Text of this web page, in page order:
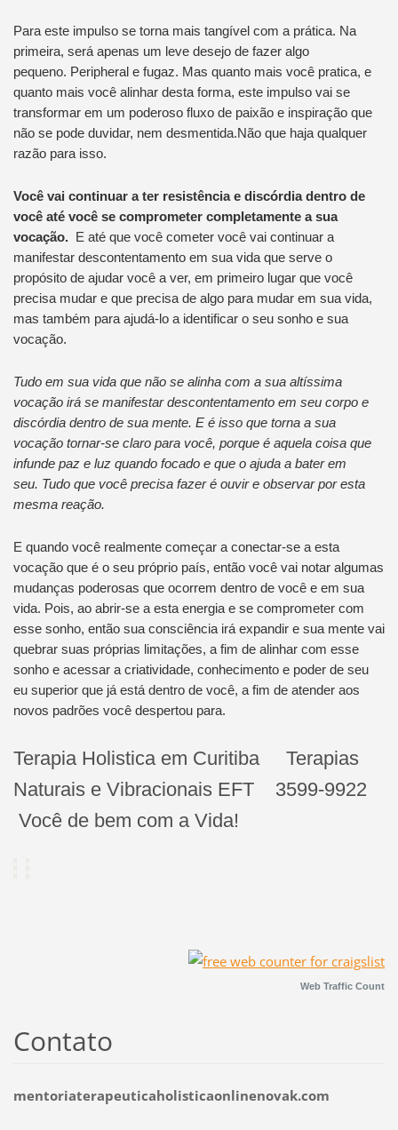
Para este impulso se torna mais tangível com a prática. Na
primeira, será apenas um leve desejo de fazer algo
pequeno. Peripheral e fugaz. Mas quanto mais você pratica, e
quanto mais você alinhar desta forma, este impulso vai se
transformar em um poderoso fluxo de paixão e inspiração que
não se pode duvidar, nem desmentida.Não que haja qualquer
razão para isso.
Você vai continuar a ter resistência e discórdia dentro de
você até você se comprometer completamente a sua
vocação.E até que você cometer você vai continuar a
manifestar descontentamento em sua vida que serve o
propósito de ajudar você a ver, em primeiro lugar que você
precisa mudar e que precisa de algo para mudar em sua vida,
mas também para ajudá-lo a identificar o seu sonho e sua
vocação.
Tudo em sua vida que não se alinha com a sua altíssima
vocação irá se manifestar descontentamento em seu corpo e
discórdia dentro de sua mente. E é isso que torna a sua
vocação tornar-se claro para você, porque é aquela coisa que
infunde paz e luz quando focado e que o ajuda a bater em
seu. Tudo que você precisa fazer é ouvir e observar por esta
mesma reação.
E quando você realmente começar a conectar-se a esta
vocação que é o seu próprio país, então você vai notar algumas
mudanças poderosas que ocorrem dentro de você e em sua
vida. Pois, ao abrir-se a esta energia e se comprometer com
esse sonho, então sua consciência irá expandir e sua mente vai
quebrar suas próprias limitações, a fim de alinhar com esse
sonho e acessar a criatividade, conhecimento e poder de seu
eu superior que já está dentro de você, a fim de atender aos
novos padrões você despertou para.
Terapia Holistica em Curitiba Terapias
Naturais e Vibracionais EFT 3599-9922
Você de bem com a Vida!
Web Traffic Count
Contato
mentoriaterapeuticaholisticaonlinenovak.com